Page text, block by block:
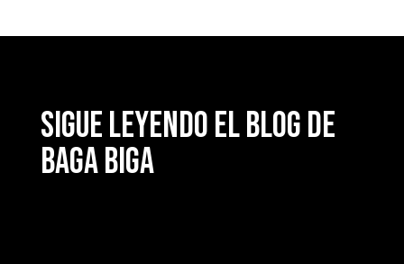
Sigue leyendo el blog de
Baga Biga